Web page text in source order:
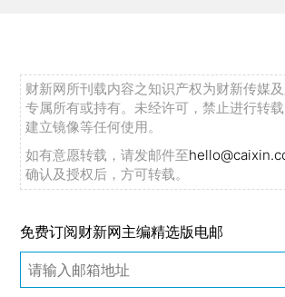
财新网所刊载内容之知识产权为财新传媒
专属所有或持有。未经许可，禁止进行转
建立镜像等任何使用。
如有意愿转载，请发邮件至
确认及授权后，方可转载。
免费订阅财新网主编精选版电邮